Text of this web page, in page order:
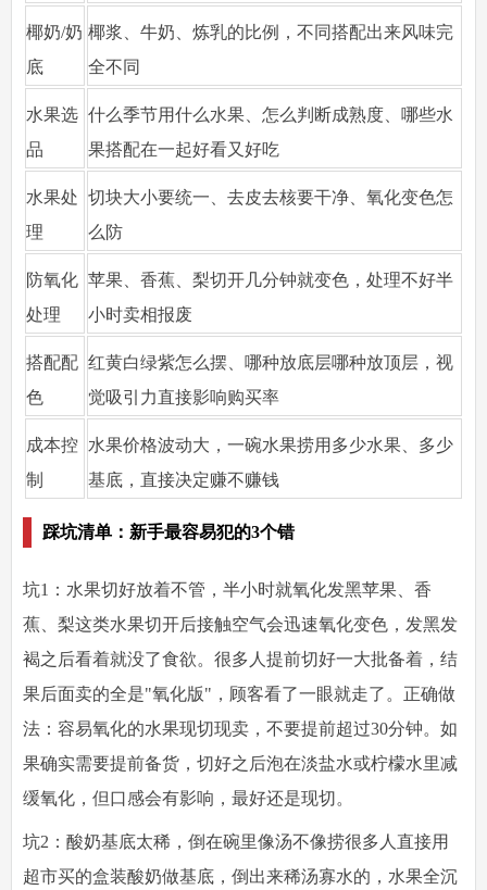
椰奶/奶
底
椰浆、牛奶、炼乳的比例，不同搭配出来风味完
全不同
水果选
品
什么季节用什么水果、怎么判断成熟度、哪些水
果搭配在一起好看又好吃
水果处
理
切块大小要统一、去皮去核要干净、氧化变色怎
么防
防氧化
处理
苹果、香蕉、梨切开几分钟就变色，处理不好半
小时卖相报废
搭配配
色
红黄白绿紫怎么摆、哪种放底层哪种放顶层，视
觉吸引力直接影响购买率
成本控
制
水果价格波动大，一碗水果捞用多少水果、多少
基底，直接决定赚不赚钱
踩坑清单：新手最容易犯的3个错
坑1：水果切好放着不管，半小时就氧化发黑苹果、香
蕉、梨这类水果切开后接触空气会迅速氧化变色，发黑发
褐之后看着就没了食欲。很多人提前切好一大批备着，结
果后面卖的全是"氧化版"，顾客看了一眼就走了。 正确做
法 ：容易氧化的水果现切现卖，不要提前超过30分钟。如
果确实需要提前备货，切好之后泡在淡盐水或柠檬水里减
缓氧化，但口感会有影响，最好还是现切。
坑2：酸奶基底太稀，倒在碗里像汤不像捞很多人直接用
超市买的盒装酸奶做基底，倒出来稀汤寡水的，水果全沉